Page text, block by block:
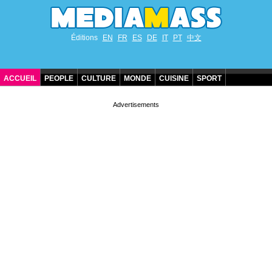
Éditions EN FR ES DE IT PT 中文
ACCUEIL PEOPLE CULTURE MONDE CUISINE SPORT